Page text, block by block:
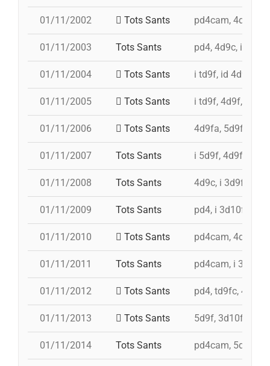
01/11/2002 Tots Sants pd4cam, 4d9c, i
01/11/2003 Tots Sants pd4, 4d9c, id
01/11/2004 Tots Sants i td9f, id 4d9f,
01/11/2005 Tots Sants i td9f, 4d9f, i
01/11/2006 Tots Sants 4d9fa, 5d9f,
01/11/2007 Tots Sants i 5d9f, 4d9f,
01/11/2008 Tots Sants 4d9c, i 3d9f,
01/11/2009 Tots Sants pd4, i 3d10fm,
01/11/2010 Tots Sants pd4cam, 4d9fa,
01/11/2011 Tots Sants pd4cam, i
01/11/2012 Tots Sants pd4, td9fc, 4d9,
01/11/2013 Tots Sants 5d9f, 3d10fm, i
01/11/2014 Tots Sants pd4cam, 5d9f, id